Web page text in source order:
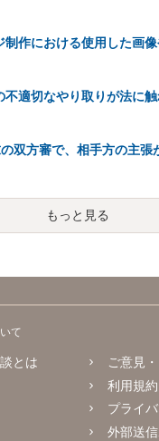
不適切なやり取りが法に
もっと見る
て
とは
ご意見
利用規約
プライ
外部送